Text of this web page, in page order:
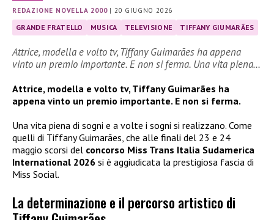
REDAZIONE NOVELLA 2000|20 GIUGNO 2026
GRANDE FRATELLO MUSICA TELEVISIONE TIFFANY GIUMARÃES
Attrice, modella e volto tv, Tiffany Guimarães ha appena
vinto un premio importante. E non si ferma. Una vita piena…
Attrice, modella e volto tv, Tiffany Guimarães ha
appena vinto un premio importante. E non si ferma.
Una vita piena di sogni e a volte i sogni si realizzano. Come
quelli di Tiffany Guimarães, che alle finali del 23 e 24
maggio scorsi del concorso Miss Trans Italia Sudamerica
International 2026 si è aggiudicata la prestigiosa fascia di
Miss Social.
La determinazione e il percorso artistico di